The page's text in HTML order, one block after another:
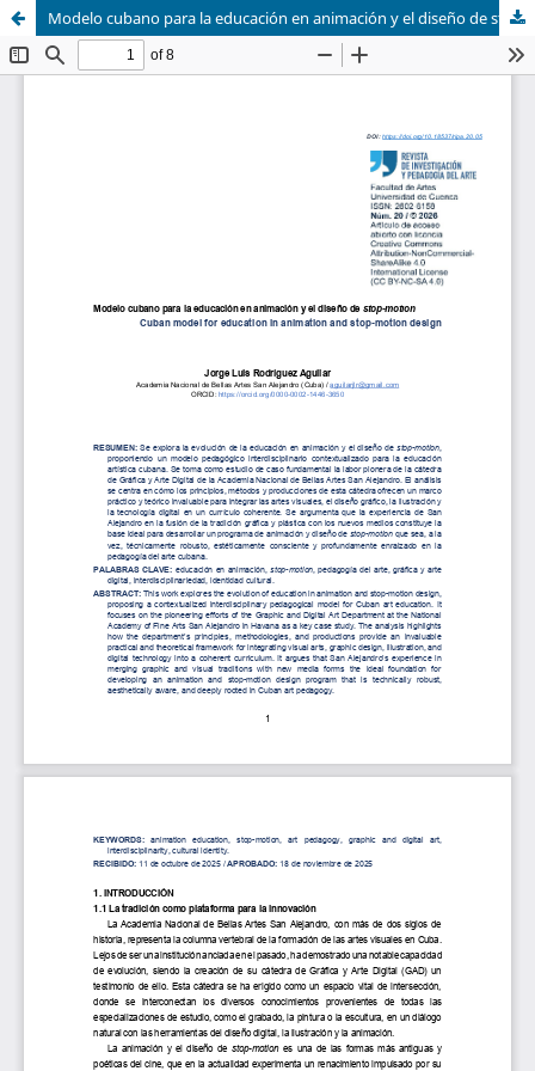
Modelo cubano para la educación en animación y el diseño de stop-motion